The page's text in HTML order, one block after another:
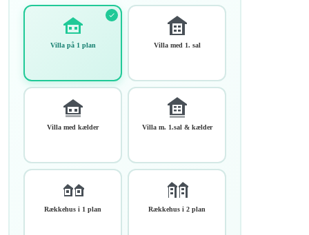
Villa på 1 plan Villa med 1. sal
Villa med kælder Villa m. 1.sal & kælder
Rækkehus i 1 plan Rækkehus i 2 plan